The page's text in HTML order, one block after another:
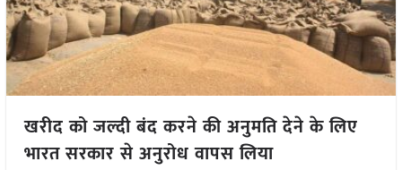
खरीद को जल्दी बंद करने की अनुमति देने के लिए
भारत सरकार से अनुरोध वापस लिया